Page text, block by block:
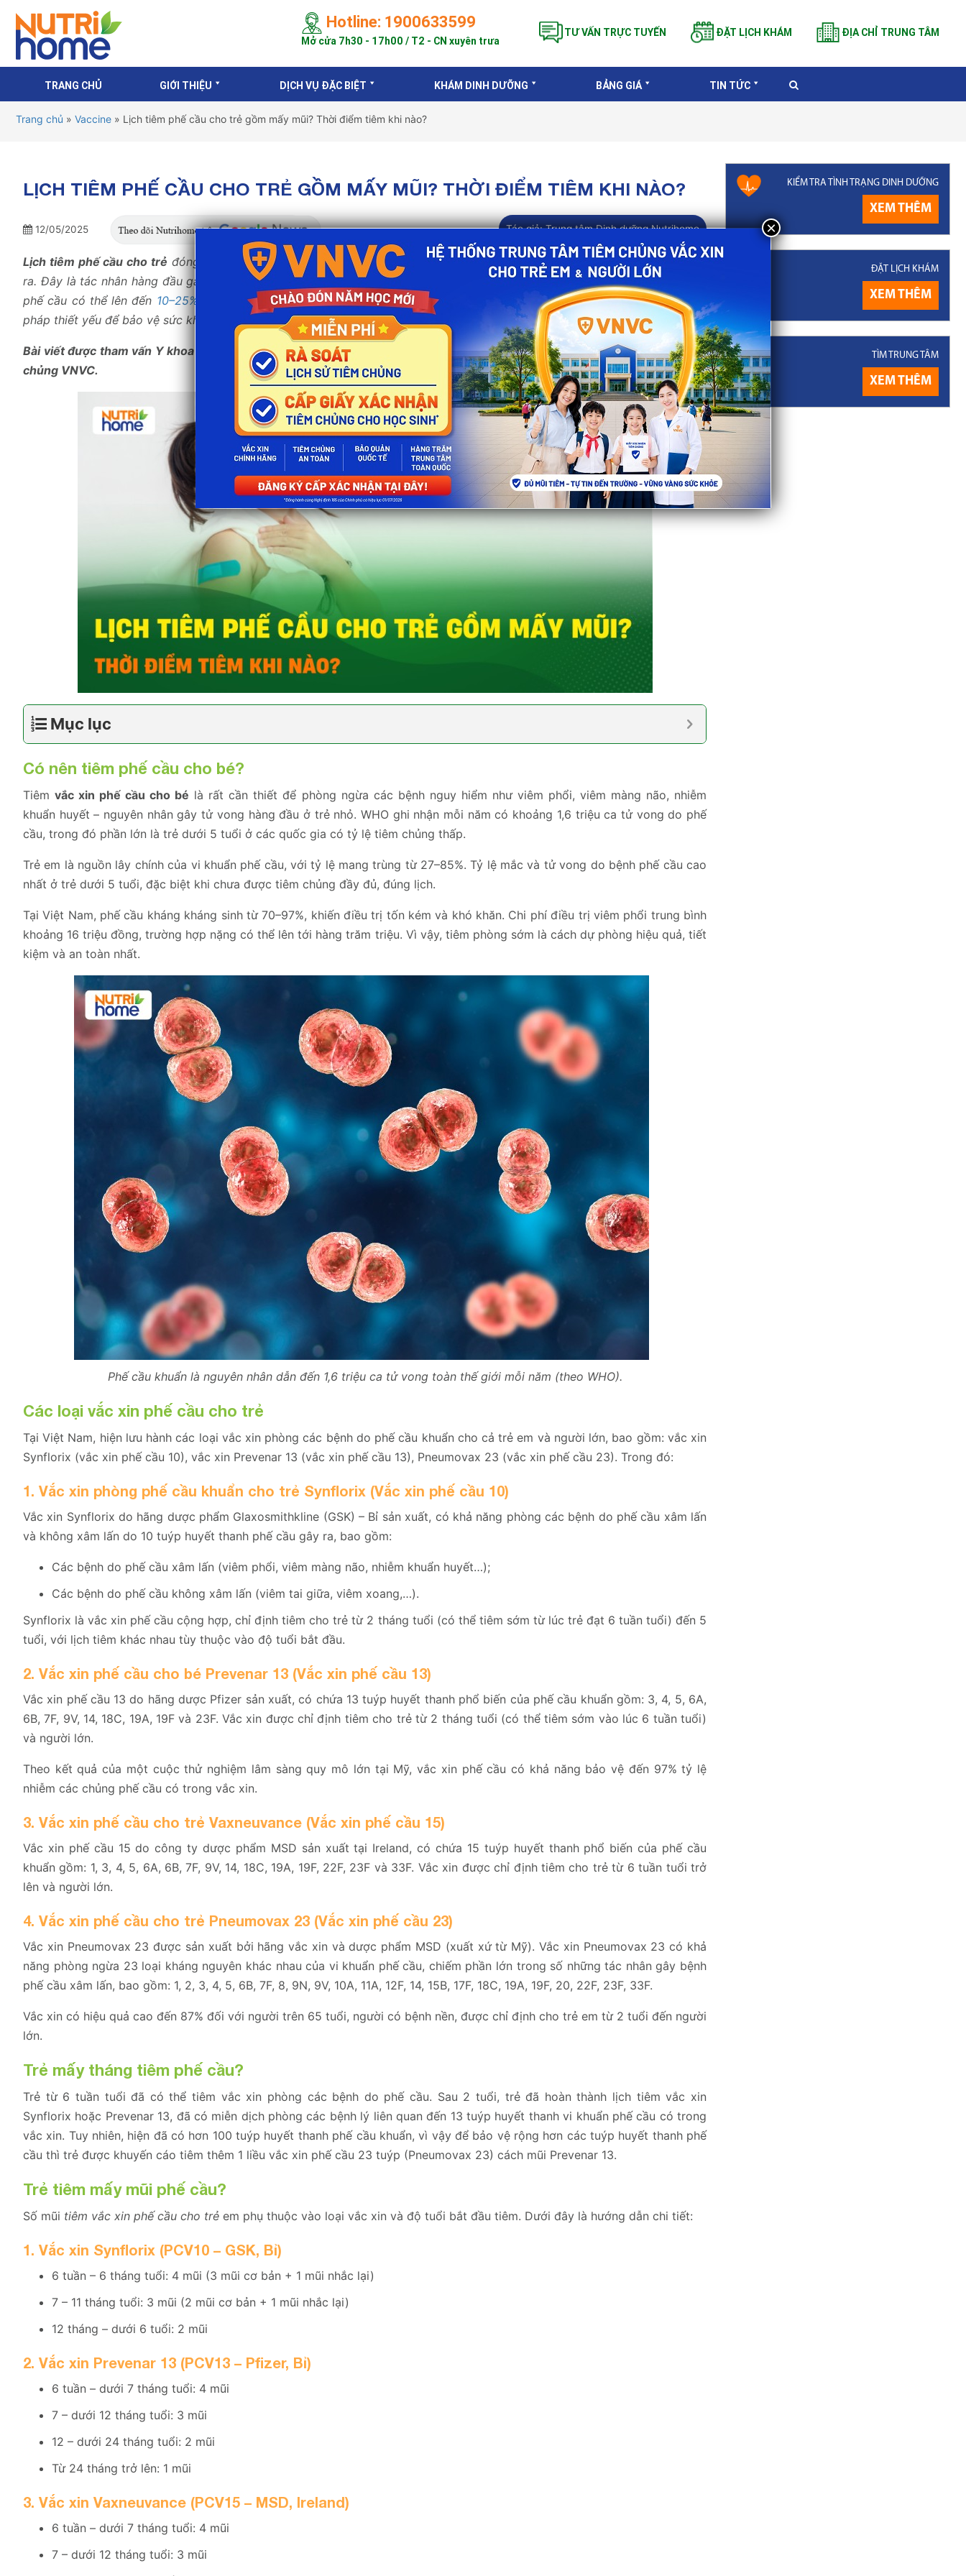
Hotline: 1900633599
Mở cửa 7h30 - 17h00 / T2 - CN xuyên trưa
TƯ VẤN TRỰC TUYẾN ĐẶT LỊCH KHÁM ĐỊA CHỈ TRUNG TÂM
TRANG CHỦ GIỚI THIỆU DỊCH VỤ ĐẶC BIỆT KHÁM DINH DƯỠNG BẢNG GIÁ TIN TỨC
Trang chủ » Vaccine » Lịch tiêm phế cầu cho trẻ gồm mấy mũi? Thời điểm tiêm khi nào?
LỊCH TIÊM PHẾ CẦU CHO TRẺ GỒM MẤY MŨI? THỜI ĐIỂM TIÊM KHI NÀO?
12/05/2025 Tác giả:Trung tâm Dinh dưỡng Nutrihome
Lịch tiêm phế cầu cho trẻ đóng vai trò quan trọng trong việc phòng ngừa các bệnh nghiêm trọng do vi khuẩn phế cầu gây
ra. Đây là tác nhân hàng đầu gây viêm phổi ở người lớn và viêm màng não ở trẻ dưới 5 tuổi. Đáng lo ngại, tỷ lệ tử vong do
phế cầu có thể lên đến 10–25%
, ngay cả khi đã được điều trị bằng kháng sinh hợp lý. Vì vậy, tiêm phòng đúng lịch là biện
pháp thiết yếu để bảo vệ sức khỏe và tính mạng của trẻ nhỏ.
Bài viết được tham vấn Y khoa bởi BS Hoa Tuấn Ngọc– Quản lý Y khoa khu vực 1 Đông Nam Bộ, Hệ thống Trung tâm tiêm
chủng VNVC.
Mục lục
Có nên tiêm phế cầu cho bé?
Tiêmvắc xin phế cầu cho bé là rất cần thiết để phòng ngừa các bệnh nguy hiểm như viêm phổi, viêm màng não, nhiễm
khuẩn huyết – nguyên nhân gây tử vong hàng đầu ở trẻ nhỏ. WHO ghi nhận mỗi năm có khoảng 1,6 triệu ca tử vong do phế
cầu, trong đó phần lớn là trẻ dưới 5 tuổi ở các quốc gia có tỷ lệ tiêm chủng thấp.
Trẻ em là nguồn lây chính của vi khuẩn phế cầu, với tỷ lệ mang trùng từ 27–85%. Tỷ lệ mắc và tử vong do bệnh phế cầu cao
nhất ở trẻ dưới 5 tuổi, đặc biệt khi chưa được tiêm chủng đầy đủ, đúng lịch.
Tại Việt Nam, phế cầu kháng kháng sinh từ 70–97%, khiến điều trị tốn kém và khó khăn. Chi phí điều trị viêm phổi trung bình
khoảng 16 triệu đồng, trường hợp nặng có thể lên tới hàng trăm triệu. Vì vậy, tiêm phòng sớm là cách dự phòng hiệu quả, tiết
kiệm và an toàn nhất.
Phế cầu khuẩn là nguyên nhân dẫn đến 1,6 triệu ca tử vong toàn thế giới mỗi năm (theo WHO).
Các loại vắc xin phế cầu cho trẻ
Tại Việt Nam, hiện lưu hành các loại vắc xin phòng các bệnh do phế cầu khuẩn cho cả trẻ em và người lớn, bao gồm: vắc xin
Synflorix (vắc xin phế cầu 10), vắc xin Prevenar 13 (vắc xin phế cầu 13), Pneumovax 23 (vắc xin phế cầu 23). Trong đó:
1. Vắc xin phòng phế cầu khuẩn cho trẻ Synflorix (Vắc xin phế cầu 10)
Vắc xin Synflorix do hãng dược phẩm Glaxosmithkline (GSK) – Bỉ sản xuất, có khả năng phòng các bệnh do phế cầu xâm lấn
và không xâm lấn do 10 tuýp huyết thanh phế cầu gây ra, bao gồm:
Các bệnh do phế cầu xâm lấn (viêm phổi, viêm màng não, nhiễm khuẩn huyết…);
Các bệnh do phế cầu không xâm lấn (viêm tai giữa, viêm xoang,…).
Synflorix là vắc xin phế cầu cộng hợp, chỉ định tiêm cho trẻ từ 2 tháng tuổi (có thể tiêm sớm từ lúc trẻ đạt 6 tuần tuổi) đến 5
tuổi, với lịch tiêm khác nhau tùy thuộc vào độ tuổi bắt đầu.
2. Vắc xin phế cầu cho bé Prevenar 13 (Vắc xin phế cầu 13)
Vắc xin phế cầu 13 do hãng dược Pfizer sản xuất, có chứa 13 tuýp huyết thanh phổ biến của phế cầu khuẩn gồm: 3, 4, 5, 6A,
6B, 7F, 9V, 14, 18C, 19A, 19F và 23F. Vắc xin được chỉ định tiêm cho trẻ từ 2 tháng tuổi (có thể tiêm sớm vào lúc 6 tuần tuổi)
và người lớn.
Theo kết quả của một cuộc thử nghiệm lâm sàng quy mô lớn tại Mỹ, vắc xin phế cầu có khả năng bảo vệ đến 97% tỷ lệ
nhiễm các chủng phế cầu có trong vắc xin.
3. Vắc xin phế cầu cho trẻ Vaxneuvance (Vắc xin phế cầu 15)
Vắc xin phế cầu 15 do công ty dược phẩm MSD sản xuất tại Ireland, có chứa 15 tuýp huyết thanh phổ biến của phế cầu
khuẩn gồm: 1, 3, 4, 5, 6A, 6B, 7F, 9V, 14, 18C, 19A, 19F, 22F, 23F và 33F. Vắc xin được chỉ định tiêm cho trẻ từ 6 tuần tuổi trở
lên và người lớn.
4. Vắc xin phế cầu cho trẻ Pneumovax 23 (Vắc xin phế cầu 23)
Vắc xin Pneumovax 23 được sản xuất bởi hãng vắc xin và dược phẩm MSD (xuất xứ từ Mỹ). Vắc xin Pneumovax 23 có khả
năng phòng ngừa 23 loại kháng nguyên khác nhau của vi khuẩn phế cầu, chiếm phần lớn trong số những tác nhân gây bệnh
phế cầu xâm lấn, bao gồm: 1, 2, 3, 4, 5, 6B, 7F, 8, 9N, 9V, 10A, 11A, 12F, 14, 15B, 17F, 18C, 19A, 19F, 20, 22F, 23F, 33F.
Vắc xin có hiệu quả cao đến 87% đối với người trên 65 tuổi, người có bệnh nền, được chỉ định cho trẻ em từ 2 tuổi đến người
lớn.
Trẻ mấy tháng tiêm phế cầu?
Trẻ từ 6 tuần tuổi đã có thể tiêm vắc xin phòng các bệnh do phế cầu. Sau 2 tuổi, trẻ đã hoàn thành lịch tiêm vắc xin
Synflorix hoặc Prevenar 13, đã có miễn dịch phòng các bệnh lý liên quan đến 13 tuýp huyết thanh vi khuẩn phế cầu có trong
vắc xin. Tuy nhiên, hiện đã có hơn 100 tuýp huyết thanh phế cầu khuẩn, vì vậy để bảo vệ rộng hơn các tuýp huyết thanh phế
cầu thì trẻ được khuyến cáo tiêm thêm 1 liều vắc xin phế cầu 23 tuýp (Pneumovax 23) cách mũi Prevenar 13.
Trẻ tiêm mấy mũi phế cầu?
Số mũi tiêm vắc xin phế cầu cho trẻ em phụ thuộc vào loại vắc xin và độ tuổi bắt đầu tiêm. Dưới đây là hướng dẫn chi tiết:
1. Vắc xin Synflorix (PCV10 – GSK, Bỉ)
6 tuần – 6 tháng tuổi: 4 mũi (3 mũi cơ bản + 1 mũi nhắc lại)
7 – 11 tháng tuổi: 3 mũi (2 mũi cơ bản + 1 mũi nhắc lại)
12 tháng – dưới 6 tuổi: 2 mũi
2. Vắc xin Prevenar 13 (PCV13 – Pfizer, Bỉ)
6 tuần – dưới 7 tháng tuổi: 4 mũi
7 – dưới 12 tháng tuổi: 3 mũi
12 – dưới 24 tháng tuổi: 2 mũi
Từ 24 tháng trở lên: 1 mũi
3. Vắc xin Vaxneuvance (PCV15 – MSD, Ireland)
6 tuần – dưới 7 tháng tuổi: 4 mũi
7 – dưới 12 tháng tuổi: 3 mũi
KIỂM TRA TÌNH TRẠNG DINH DƯỠNG
XEM THÊM
ĐẶT LỊCH KHÁM
XEM THÊM
TÌM TRUNG TÂM
XEM THÊM